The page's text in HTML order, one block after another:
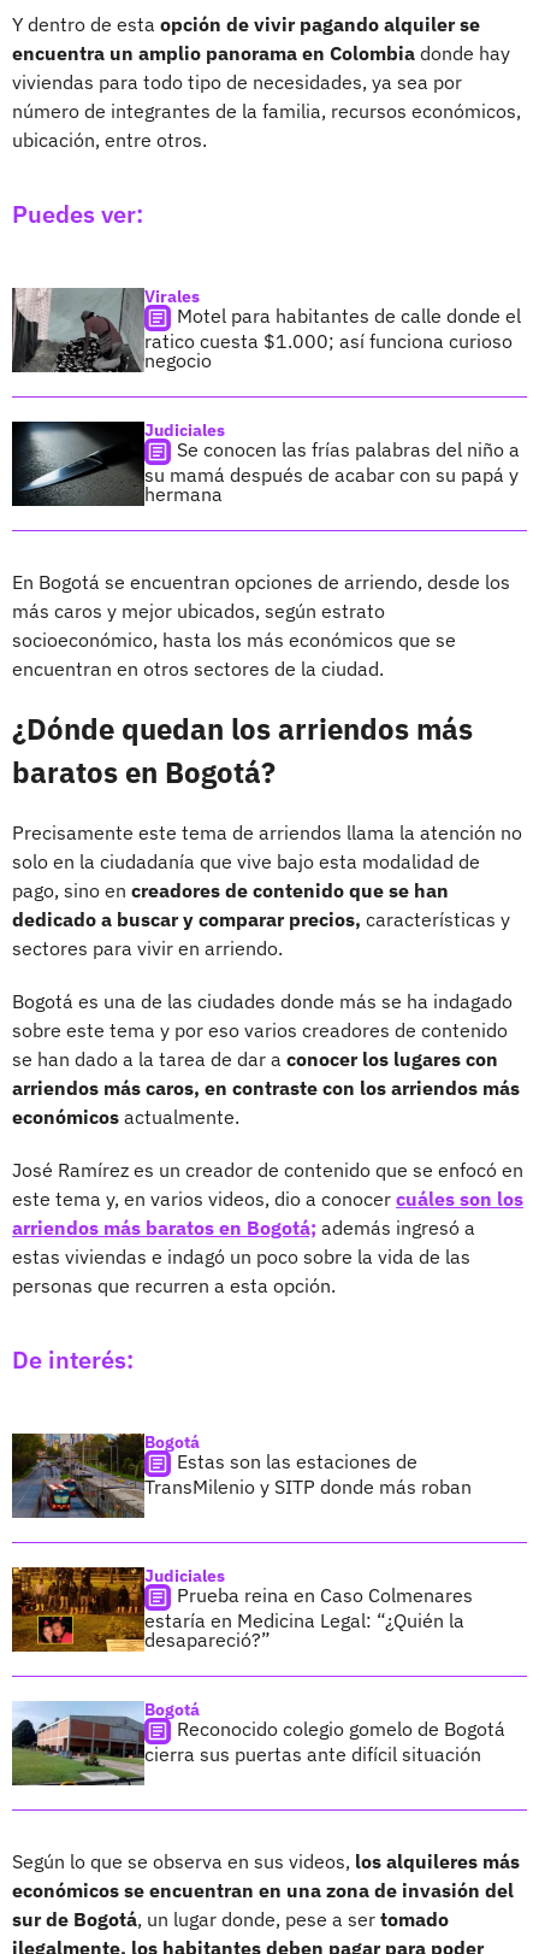
Y dentro de esta opción de vivir pagando alquiler se
encuentra un amplio panorama en Colombia donde hay
viviendas para todo tipo de necesidades, ya sea por
número de integrantes de la familia, recursos económicos,
ubicación, entre otros.
Puedes ver:
Virales
Motel para habitantes de calle donde el
ratico cuesta $1.000; así funciona curioso
negocio
Judiciales
Se conocen las frías palabras del niño a
su mamá después de acabar con su papá y
hermana
En Bogotá se encuentran opciones de arriendo, desde los
más caros y mejor ubicados, según estrato
socioeconómico, hasta los más económicos que se
encuentran en otros sectores de la ciudad.
¿Dónde quedan los arriendos más
baratos en Bogotá?
Precisamente este tema de arriendos llama la atención no
solo en la ciudadanía que vive bajo esta modalidad de
pago, sino en creadores de contenido que se han
dedicado a buscar y comparar precios, características y
sectores para vivir en arriendo.
Bogotá es una de las ciudades donde más se ha indagado
sobre este tema y por eso varios creadores de contenido
se han dado a la tarea de dar a conocer los lugares con
arriendos más caros, en contraste con los arriendos más
económicos actualmente.
José Ramírez es un creador de contenido que se enfocó en
este tema y, en varios videos, dio a conocer cuáles son los
arriendos más baratos en Bogotá; además ingresó a
estas viviendas e indagó un poco sobre la vida de las
personas que recurren a esta opción.
De interés:
Bogotá
Estas son las estaciones de
TransMilenio y SITP donde más roban
Judiciales
Prueba reina en Caso Colmenares
estaría en Medicina Legal: “¿Quién la
desapareció?”
Bogotá
Reconocido colegio gomelo de Bogotá
cierra sus puertas ante difícil situación
Según lo que se observa en sus videos, los alquileres más
económicos se encuentran en una zona de invasión del
sur de Bogotá, un lugar donde, pese a ser tomado
ilegalmente, los habitantes deben pagar para poder